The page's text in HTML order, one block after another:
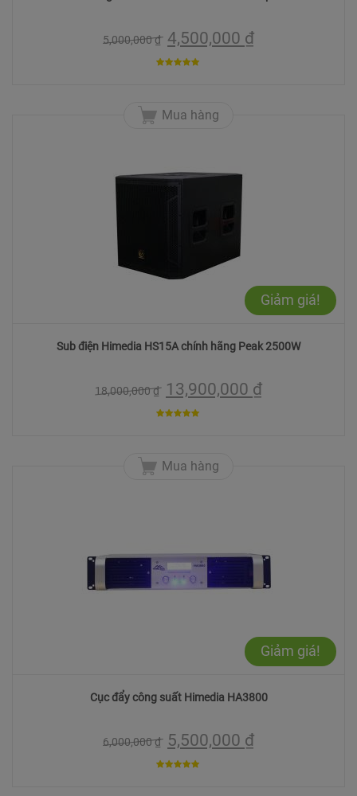
5,000,000₫ 4,500,000 ₫
Mua hàng
Giảm giá!
Sub điện Himedia HS15A chính hãng Peak 2500W
18,000,000₫ 13,900,000 ₫
Mua hàng
Giảm giá!
Cục đẩy công suất Himedia HA3800
6,000,000₫ 5,500,000 ₫